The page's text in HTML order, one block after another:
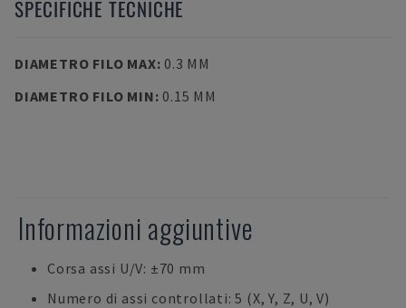
SPECIFICHE TECNICHE
DIAMETRO FILO MAX: 0.3 MM
DIAMETRO FILO MIN: 0.15 MM
Informazioni aggiuntive
Corsa assi U/V: ±70 mm
Numero di assi controllati: 5 (X, Y, Z, U, V)